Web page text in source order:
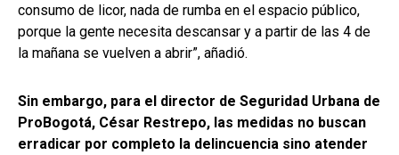
consumo de licor, nada de rumba en el espacio público,
porque la gente necesita descansar y a partir de las 4 de
la mañana se vuelven a abrir”, añadió.
Sin embargo, para el director de Seguridad Urbana de
ProBogotá, César Restrepo, las medidas no buscan
erradicar por completo la delincuencia sino atender